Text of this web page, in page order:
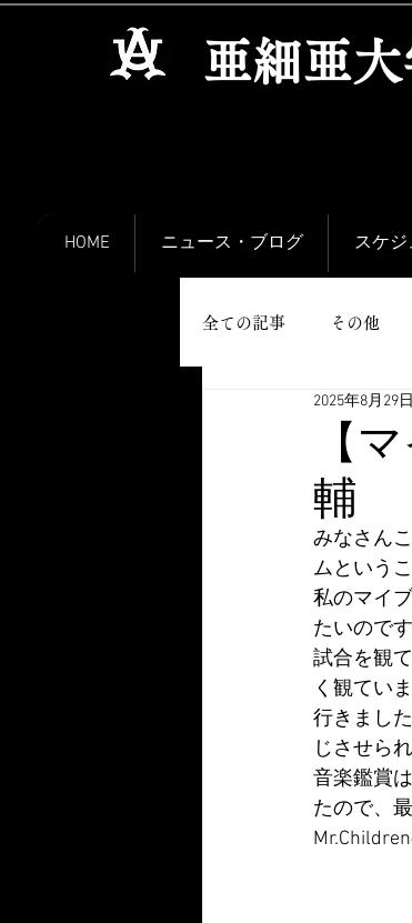
亜細亜
HOME ニュース・ブログ スケ
全ての記事 その他
【
輔
2025年8月29日
みなさん
ムという
私のマイ
たいので
試合を観
く観てい
行きまし
じさせら
音楽鑑賞
たので、